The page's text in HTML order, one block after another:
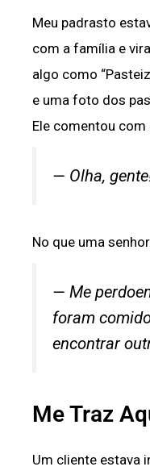
Meu padrasto
com a família e
algo como
e uma foto dos
Ele comentou
— Olha,
No que uma
— Me
foram
encontrar
Me Traz
Um cliente estava